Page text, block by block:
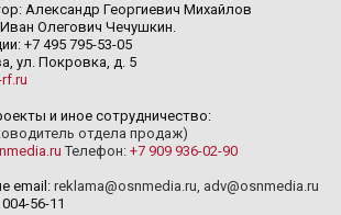
Александр Георгиевич Михайлов
Олегович Чечушкин.
+7 495 795-53-05
ул. Покровка, д. 5
и иное сотрудничество:
отдела продаж)
Телефон: +7 909 936-02-90
email: reklama@osnmedia.ru, adv@osnmedia.ru
56-11